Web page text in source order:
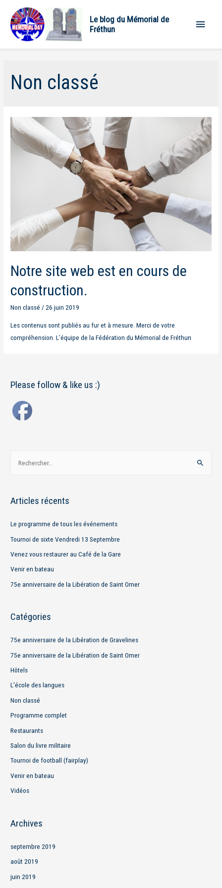
Le blog du Mémorial de
Fréthun
Menu
Non classé
Notre site web est en cours de
construction.
Non classé /26 juin 2019
Les contenus sont publiés au fur et à mesure. Merci de votre
compréhension. L’équipe de la Fédération du Mémorial de Fréthun
Please follow & like us :)
h
r
c
Articles récents
Le programme de tous les événements
Tournoi de sixte Vendredi 13 Septembre
Venez vous restaurer au Café de la Gare
Venir en bateau
75e anniversaire de la Libération de Saint Omer
Catégories
75e anniversaire de la Libération de Gravelines
75e anniversaire de la Libération de Saint Omer
Hôtels
L'école des langues
Non classé
Programme complet
Restaurants
Salon du livre militaire
Tournoi de football (fairplay)
Venir en bateau
Vidéos
Archives
septembre 2019
août 2019
juin 2019